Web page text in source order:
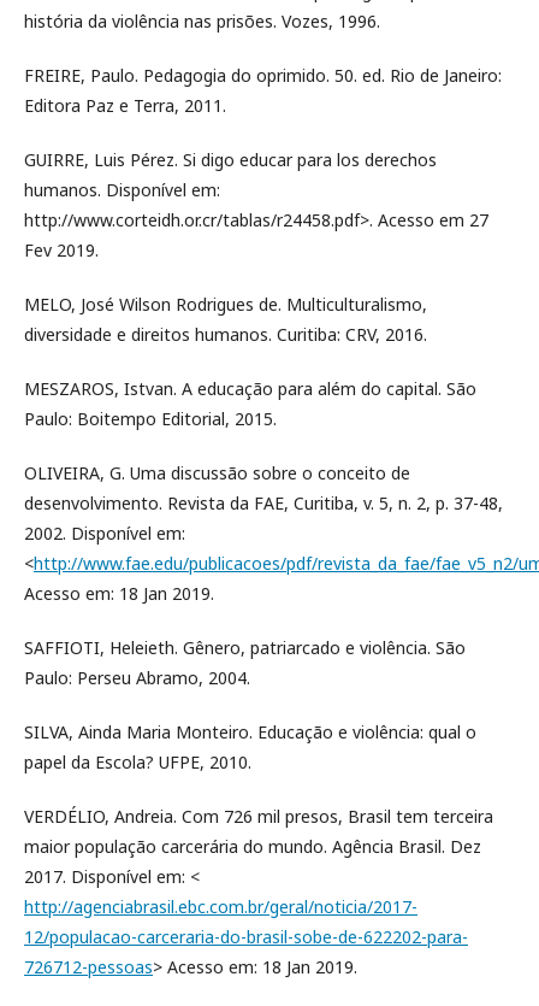
história da violência nas prisões. Vozes, 1996.
FREIRE, Paulo. Pedagogia do oprimido. 50. ed. Rio de Janeiro:
Editora Paz e Terra, 2011.
GUIRRE, Luis Pérez. Si digo educar para los derechos
humanos. Disponível em:
http://www.corteidh.or.cr/tablas/r24458.pdf>. Acesso em 27
Fev 2019.
MELO, José Wilson Rodrigues de. Multiculturalismo,
diversidade e direitos humanos. Curitiba: CRV, 2016.
MESZAROS, Istvan. A educação para além do capital. São
Paulo: Boitempo Editorial, 2015.
OLIVEIRA, G. Uma discussão sobre o conceito de
desenvolvimento. Revista da FAE, Curitiba, v. 5, n. 2, p. 37-48,
2002. Disponível em:
<http://www.fae.edu/publicacoes/pdf/revista_da_fae/fae_v5_n2/
Acesso em: 18 Jan 2019.
SAFFIOTI, Heleieth. Gênero, patriarcado e violência. São
Paulo: Perseu Abramo, 2004.
SILVA, Ainda Maria Monteiro. Educação e violência: qual o
papel da Escola? UFPE, 2010.
VERDÉLIO, Andreia. Com 726 mil presos, Brasil tem terceira
maior população carcerária do mundo. Agência Brasil. Dez
2017. Disponível em: <
http://agenciabrasil.ebc.com.br/geral/noticia/2017-
12/populacao-carceraria-do-brasil-sobe-de-622202-para-
726712-pessoas> Acesso em: 18 Jan 2019.